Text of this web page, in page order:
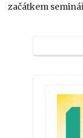
začátkem